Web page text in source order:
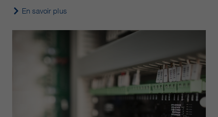
En savoir plus